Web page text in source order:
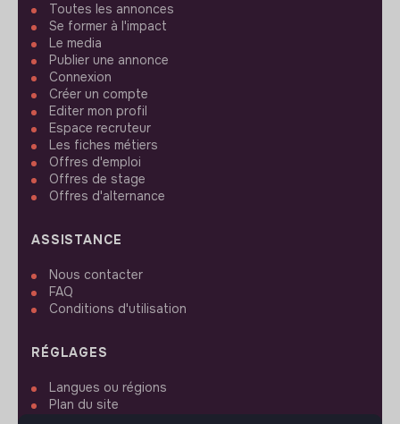
Toutes les annonces
Se former à l'impact
Le media
Publier une annonce
Connexion
Créer un compte
Editer mon profil
Espace recruteur
Les fiches métiers
Offres d'emploi
Offres de stage
Offres d'alternance
ASSISTANCE
Nous contacter
FAQ
Conditions d'utilisation
RÉGLAGES
Langues ou régions
Plan du site